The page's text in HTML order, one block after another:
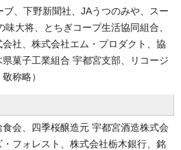
、下野新聞社、JAうつのみや、スー
大将、とちぎコープ生活協同組合、
社、株式会社エム・プロダクト、協
菓子工業組合 宇都宮支部、リコージ
称略）
会、四季桜醸造元 宇都宮酒造株式会
フォレスト、株式会社栃木銀行、銘